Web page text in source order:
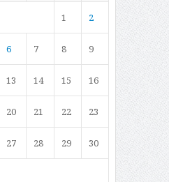
1 2
6 7 8 9
13 14 15 16
20 21 22 23
27 28 29 30